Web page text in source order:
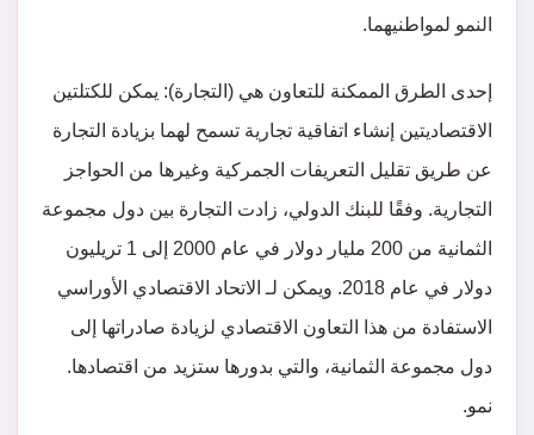
النمو لمواطنيهما.
إحدى الطرق الممكنة للتعاون هي (التجارة): يمكن للكتلتين
الاقتصاديتين إنشاء اتفاقية تجارية تسمح لهما بزيادة التجارة
عن طريق تقليل التعريفات الجمركية وغيرها من الحواجز
التجارية. وفقًا للبنك الدولي، زادت التجارة بين دول مجموعة
الثمانية من 200 مليار دولار في عام 2000 إلى 1 تريليون
دولار في عام 2018. ويمكن لـ الاتحاد الاقتصادي الأوراسي
الاستفادة من هذا التعاون الاقتصادي لزيادة صادراتها إلى
دول مجموعة الثمانية، والتي بدورها ستزيد من اقتصادها.
نمو.